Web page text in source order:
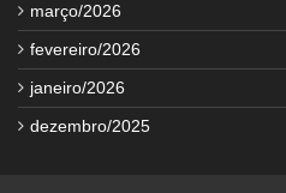
março/2026
fevereiro/2026
janeiro/2026
dezembro/2025